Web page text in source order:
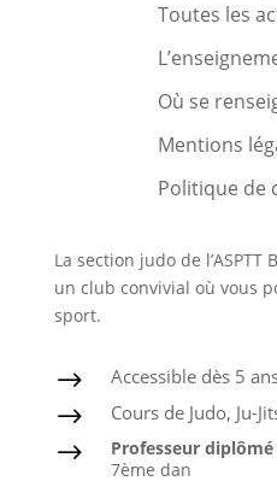
Toutes les
Où se
Mentions
Politique de
La section judo de
un club convivial où vous
sport.
$ Accessible dès 5
$ Cours de Judo, Ju-
$
Professeur diplômé
7ème dan